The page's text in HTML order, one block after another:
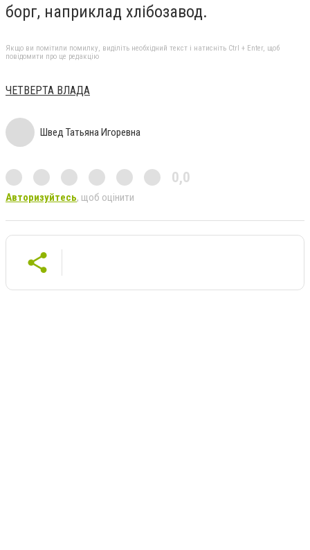
борг, наприклад хлібозавод.
Якщо ви помітили помилку, виділіть необхідний текст і натисніть Ctrl + Enter, щоб
повідомити про це редакцію
ЧЕТВЕРТА ВЛАДА
Швед Татьяна Игоревна
0,0
Авторизуйтесь, щоб оцінити